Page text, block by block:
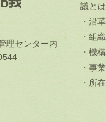
理センター内
議とは
・沿革
・組
・機
・事
・所